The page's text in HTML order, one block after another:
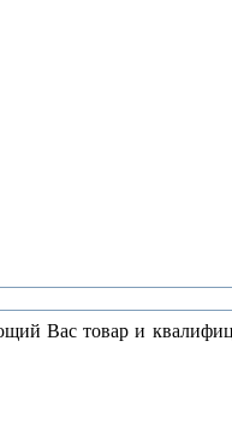
Вас товар и